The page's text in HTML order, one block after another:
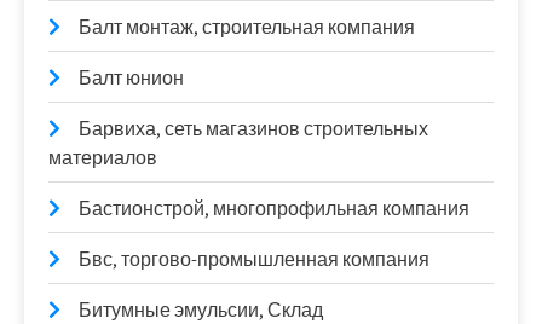
Балт монтаж, строительная компания
Балт юнион
Барвиха, сеть магазинов строительных
материалов
Бастионстрой, многопрофильная компания
Бвс, торгово-промышленная компания
Битумные эмульсии, Склад